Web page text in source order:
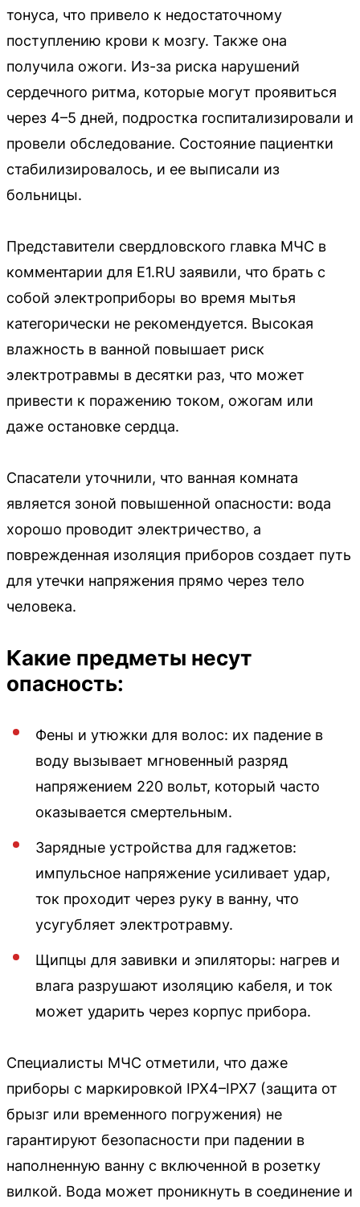
тонуса, что привело к недостаточному
поступлению крови к мозгу. Также она
получила ожоги. Из-за риска нарушений
сердечного ритма, которые могут проявиться
через 4–5 дней, подростка госпитализировали и
провели обследование. Состояние пациентки
стабилизировалось, и ее выписали из
больницы.
Представители свердловского главка МЧС в
комментарии для E1.RU заявили, что брать с
собой электроприборы во время мытья
категорически не рекомендуется. Высокая
влажность в ванной повышает риск
электротравмы в десятки раз, что может
привести к поражению током, ожогам или
даже остановке сердца.
Спасатели уточнили, что ванная комната
является зоной повышенной опасности: вода
хорошо проводит электричество, а
поврежденная изоляция приборов создает путь
для утечки напряжения прямо через тело
человека.
Какие предметы несут
опасность:
Фены и утюжки для волос: их падение в
воду вызывает мгновенный разряд
напряжением 220 вольт, который часто
оказывается смертельным.
Зарядные устройства для гаджетов:
импульсное напряжение усиливает удар,
ток проходит через руку в ванну, что
усугубляет электротравму.
Щипцы для завивки и эпиляторы: нагрев и
влага разрушают изоляцию кабеля, и ток
может ударить через корпус прибора.
Специалисты МЧС отметили, что даже
приборы с маркировкой IPX4–IPX7 (защита от
брызг или временного погружения) не
гарантируют безопасности при падении в
наполненную ванну с включенной в розетку
вилкой. Вода может проникнуть в соединение и